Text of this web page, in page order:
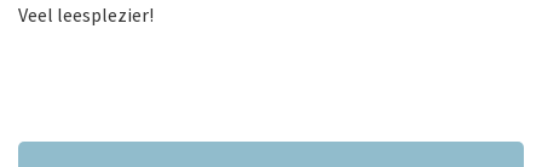
Veel leesplezier!